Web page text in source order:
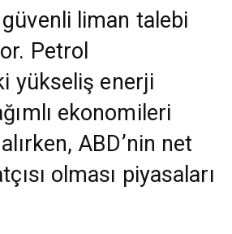
liman talebi
Petrol
yükseliş enerji
ekonomileri
ABD’nin net
olması piyasaları